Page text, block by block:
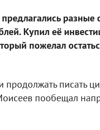
разные
Купил её
пожелал
продолжать писать
пообещал